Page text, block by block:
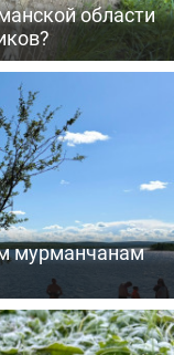
области
мурманчанам